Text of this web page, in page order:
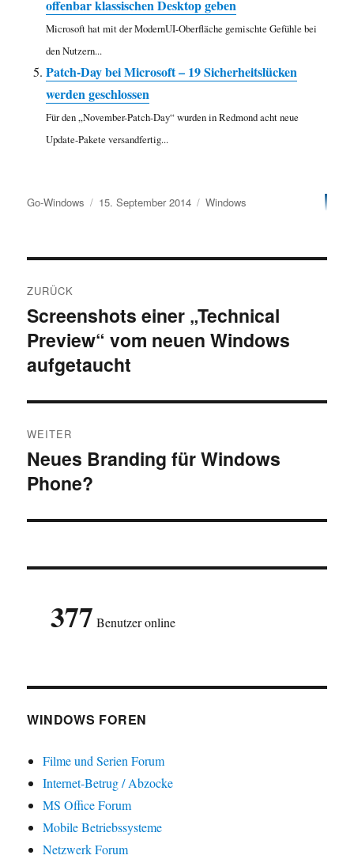
offenbar klassischen Desktop geben
Microsoft hat mit der ModernUI-Oberfläche gemischte Gefühle bei
den Nutzern...
Patch-Day bei Microsoft – 19 Sicherheitslücken
werden geschlossen
Für den „November-Patch-Day“ wurden in Redmond acht neue
Update-Pakete versandfertig...
Autor
Go-Windows
Veröffentlicht
15. September 2014 Kategorien
Windows
ZURÜCK
Vorheriger
Beitrag:
Screenshots einer „Technical
Preview“ vom neuen Windows
aufgetaucht
WEITER
Nächster
Beitrag:
Neues Branding für Windows
Phone?
377 Benutzer online
WINDOWS FOREN
Filme und Serien Forum
Internet-Betrug / Abzocke
MS Office Forum
Mobile Betriebssysteme
Netzwerk Forum